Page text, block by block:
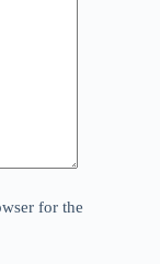
for the